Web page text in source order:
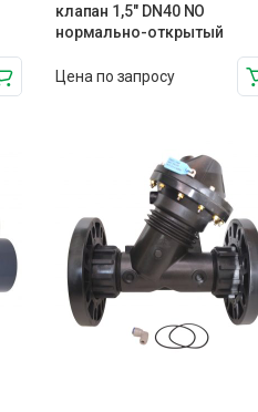
клапан 1,5″ DN40 NO
нормально-открытый
Цена по запросу